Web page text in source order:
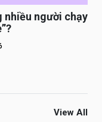
nhiều người chạy
View All